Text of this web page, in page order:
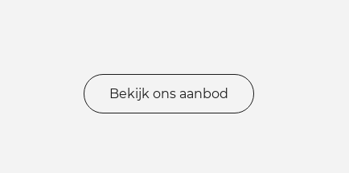
Bekijk ons aanbod